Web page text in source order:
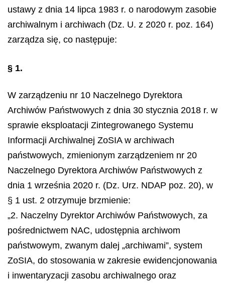
ustawy z dnia 14 lipca 1983 r. o narodowym zasobie
archiwalnym i archiwach (Dz. U. z 2020 r. poz. 164)
zarządza się, co następuje:
§ 1.
W zarządzeniu nr 10 Naczelnego Dyrektora
Archiwów Państwowych z dnia 30 stycznia 2018 r. w
sprawie eksploatacji Zintegrowanego Systemu
Informacji Archiwalnej ZoSIA w archiwach
państwowych, zmienionym zarządzeniem nr 20
Naczelnego Dyrektora Archiwów Państwowych z
dnia 1 września 2020 r. (Dz. Urz. NDAP poz. 20), w
§ 1 ust. 2 otrzymuje brzmienie:
„2. Naczelny Dyrektor Archiwów Państwowych, za
pośrednictwem NAC, udostępnia archiwom
państwowym, zwanym dalej „archiwami”, system
ZoSIA, do stosowania w zakresie ewidencjonowania
i inwentaryzacji zasobu archiwalnego oraz